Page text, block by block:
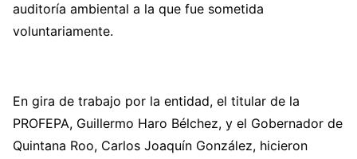
auditoría ambiental a la que fue sometida
voluntariamente.
En gira de trabajo por la entidad, el titular de la
PROFEPA, Guillermo Haro Bélchez, y el Gobernador de
Quintana Roo, Carlos Joaquín González, hicieron